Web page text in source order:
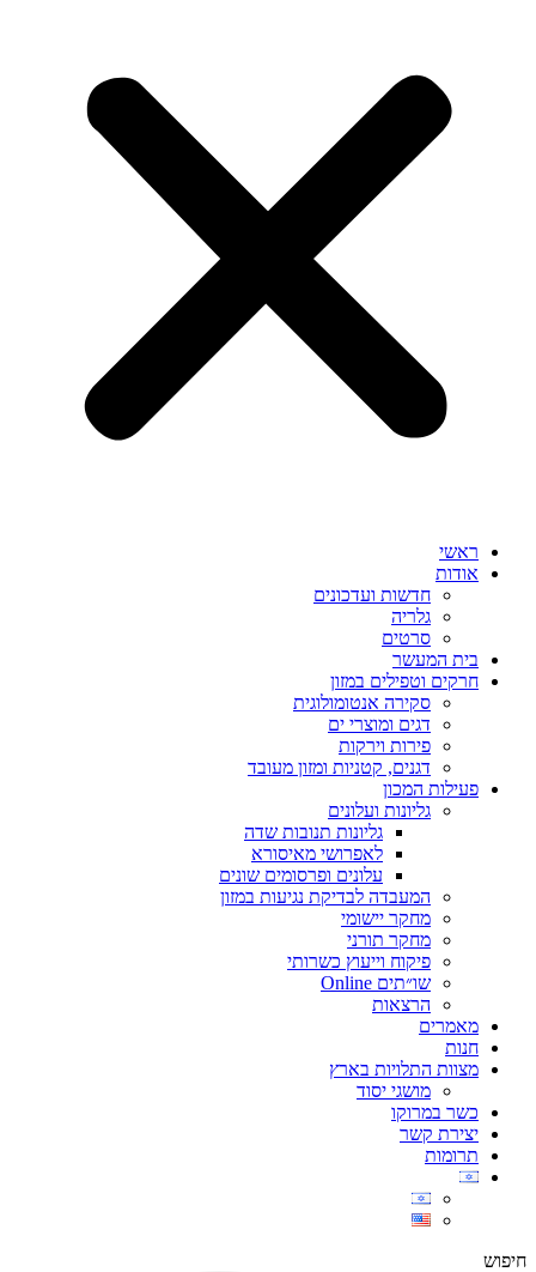
ראשי
אודות
חדשות ועדכונים
גלריה
סרטים
בית המעשר
חרקים וטפילים במזון
סקירה אנטומולוגית
דגים ומוצרי ים
פירות וירקות
דגנים, קטניות ומזון מעובד
פעילות המכון
גליונות ועלונים
גליונות תנובות שדה
לאפרושי מאיסורא
עלונים ופרסומים שונים
המעבדה לבדיקת נגיעות במזון
מחקר יישומי
מחקר תורני
פיקוח וייעוץ כשרותי
שו״תים Online
הרצאות
מאמרים
חנות
מצוות התלויות בארץ
מושגי יסוד
כשר במרוקו
יצירת קשר
תרומות
חיפוש